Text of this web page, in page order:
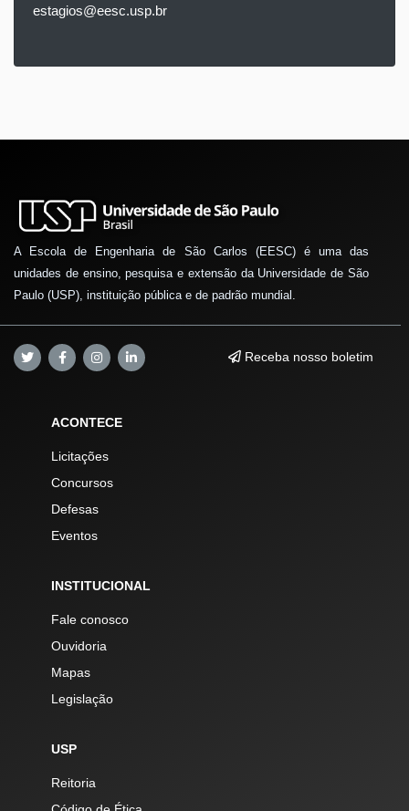
estagios@eesc.usp.br
A Escola de Engenharia de São Carlos (EESC) é uma das
unidades de ensino, pesquisa e extensão da Universidade de São
Paulo (USP), instituição pública e de padrão mundial.
Receba nosso boletim
ACONTECE
Licitações
Concursos
Defesas
Eventos
INSTITUCIONAL
Fale conosco
Ouvidoria
Mapas
Legislação
USP
Reitoria